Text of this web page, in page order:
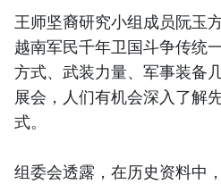
王师坚裔研究小组成员阮玉
越南军民千年卫国斗争传统
方式、武装力量、军事装备
展会，人们有机会深入了解
式。
组委会透露，在历史资料中